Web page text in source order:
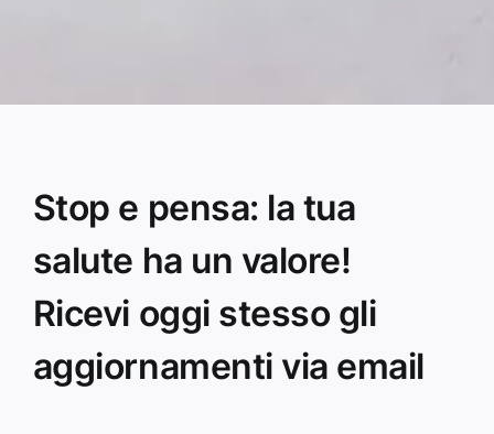
Stop e pensa: la tua
salute ha un valore!
Ricevi oggi stesso gli
aggiornamenti via email